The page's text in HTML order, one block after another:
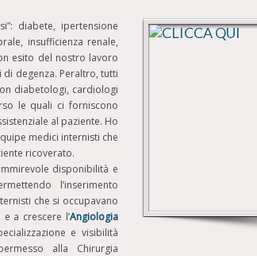
diabete, ipertensione
insufficienza renale,
esito del nostro lavoro
degenza. Peraltro, tutti
diabetologi, cardiologi
le quali ci forniscono
al paziente. Ho
medici internisti che
ricoverato.
disponibilità e
l’inserimento
che si occupavano
a crescere l’Angiologia
e visibilità
alla Chirurgia